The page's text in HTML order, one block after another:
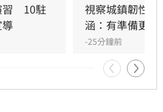
過弱勢對存能落實公平正義，
劇貧富差距。此外，政府同步
、延長婚產假等多項配套措
體系。政院重申，國家政策規
對立法院侵害預算編製權的
法賦予的權限，確保政策有
　10駐
視察城鎮韌性
涵：有準備更安
-25分鐘前